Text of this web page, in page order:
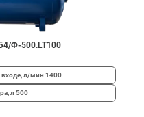
Ф-500.LT100
входе, л/мин 1400
л 500